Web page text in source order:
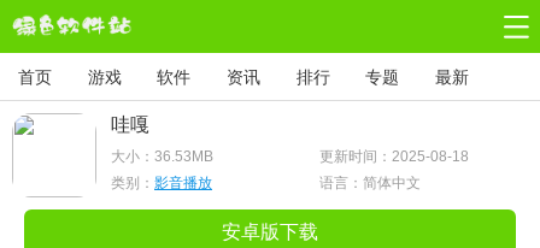
首页 游戏 软件 资讯 排行 专题 最新
哇嘎
大小： 36.53MB
更新时间：2025-08-18
类别： 影音播放 语言：简体中文
安卓版下载